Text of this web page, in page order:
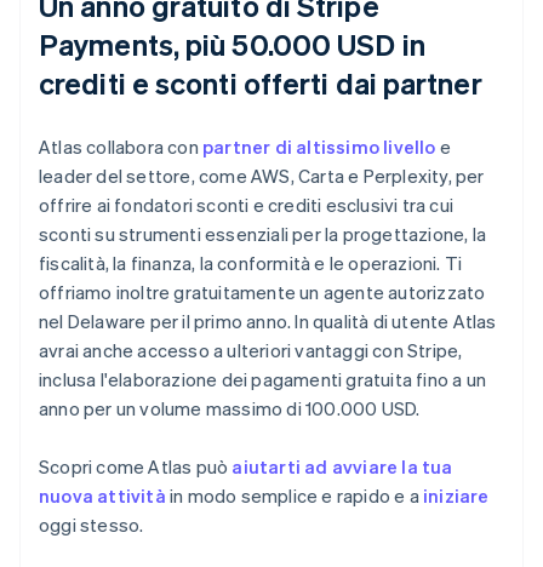
Payments, più 50.000 USD in
crediti e sconti offerti dai partner
Atlas collabora con partner di altissimo livello e
leader del settore, come AWS, Carta e Perplexity, per
offrire ai fondatori sconti e crediti esclusivi tra cui
sconti su strumenti essenziali per la progettazione, la
fiscalità, la finanza, la conformità e le operazioni. Ti
offriamo inoltre gratuitamente un agente autorizzato
nel Delaware per il primo anno. In qualità di utente Atlas
avrai anche accesso a ulteriori vantaggi con Stripe,
inclusa l'elaborazione dei pagamenti gratuita fino a un
anno per un volume massimo di 100.000 USD.
Scopri come Atlas può aiutarti ad avviare la tua
nuova attività in modo semplice e rapido e a iniziare
oggi stesso.